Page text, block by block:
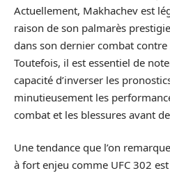
Actuellement, Makhachev est
raison de son palmarès
dans son dernier combat
Toutefois, il est essentiel de
capacité d’inverser les
minutieusement les
combat et les blessures avant
Une tendance que l’on
à fort enjeu comme UFC 302